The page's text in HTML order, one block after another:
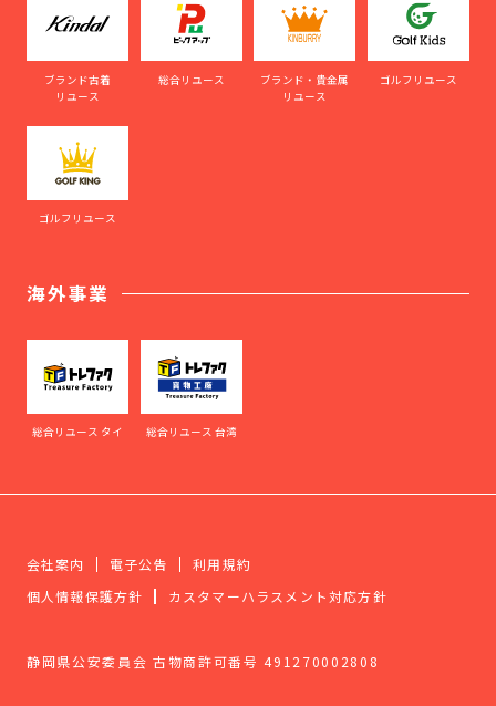
ブランド古着
リユース
総合リユース
ブランド・貴金属
リユース
ゴルフリユース
ゴルフリユース
海外事業
総合リユース タイ 総合リユース 台湾
会社案内 電子公告
利用規約
個人情報保護方針
カスタマーハラスメント対応方針
静岡県公安委員会 古物商許可番号 491270002808